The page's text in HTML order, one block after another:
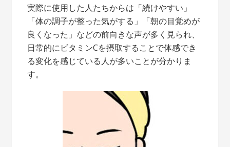
実際に使用した人たちからは「続けやすい」
「体の調子が整った気がする」「朝の目覚めが
良くなった」などの前向きな声が多く見られ、
日常的にビタミンCを摂取することで体感でき
る変化を感じている人が多いことが分かりま
す。